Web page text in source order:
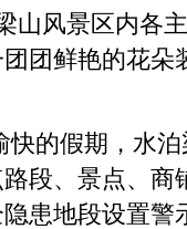
山风景区内各
团鲜艳的花
快的假期，水
段、景点、
患地段设置